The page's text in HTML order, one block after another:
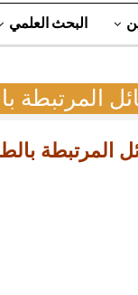
البحث العلمي
المرتبطة
المرتبطة